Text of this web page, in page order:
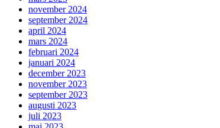
november 2024
september 2024
april 2024
mars 2024
februari 2024
januari 2024
december 2023
november 2023
september 2023
augusti 2023
juli 2023